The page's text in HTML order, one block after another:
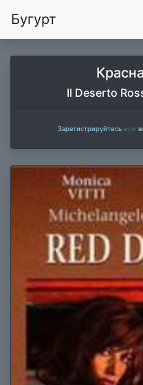
Бугурт
Il Deserto
Зарегистрируйтесьили